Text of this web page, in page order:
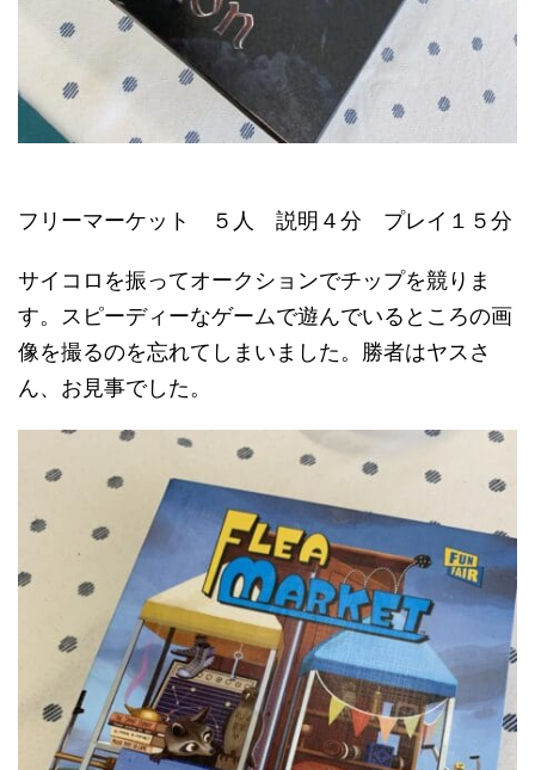
フリーマーケット ５人 説明４分 プレイ１５分
サイコロを振ってオークションでチップを競りま
す。スピーディーなゲームで遊んでいるところの画
像を撮るのを忘れてしまいました。勝者はヤスさ
ん、お見事でした。